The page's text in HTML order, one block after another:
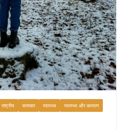
राष्ट्रीय समाचार स्वास्थ्य
स्वास्थ्य और कल्याण